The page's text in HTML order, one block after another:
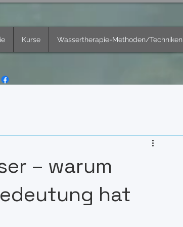
Kurse Wassertherapie-Methoden/Techniken
– warum
hat